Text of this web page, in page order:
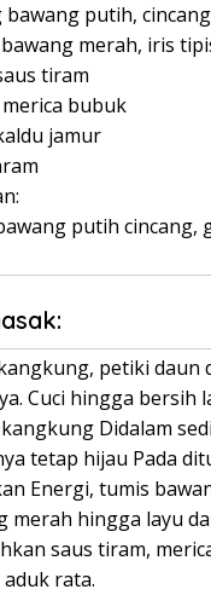
bawang putih, cincang
merah, iris
tiram
bubuk
jamur
putih cincang,
petiki daun
Cuci hingga bersih
Didalam
tetap hijau Pada
Energi, tumis
merah hingga layu
saus tiram,
rata.